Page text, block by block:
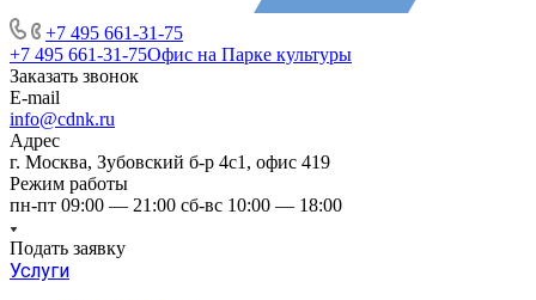
+7 495 661-31-75
+7 495 661-31-75Офис на Парке культуры
Заказать звонок
E-mail
info@cdnk.ru
Адрес
г. Москва, Зубовский б-р 4с1, офис 419
Режим работы
пн-пт 09:00 — 21:00 сб-вс 10:00 — 18:00
Подать заявку
Услуги